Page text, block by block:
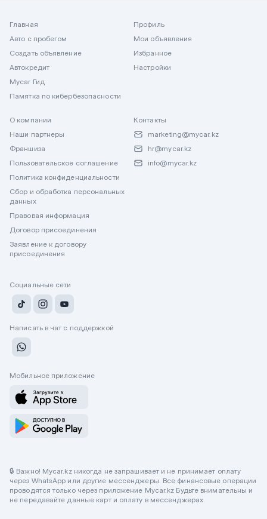
Главная
Авто с пробегом
Создать объявление
Автокредит
Mycar Гид
Памятка по кибербезопасности
Профиль
Мои объявления
Избранное
Настройки
О компании
Наши партнеры
Франшиза
Пользовательское соглашение
Политика конфиденциальности
Сбор и обработка персональных
данных
Правовая информация
Договор присоединения
Заявление к договору
присоединения
Контакты
marketing@mycar.kz
hr@mycar.kz
info@mycar.kz
Социальные сети
Написать в чат с поддержкой
Мобильное приложение
🔒 Важно! Mycar.kz никогда не запрашивает и не принимает оплату
через WhatsApp или другие мессенджеры. Все финансовые операции
проводятся только через приложение Mycar.kz Будьте внимательны и
не передавайте данные карт и оплату в мессенджерах.